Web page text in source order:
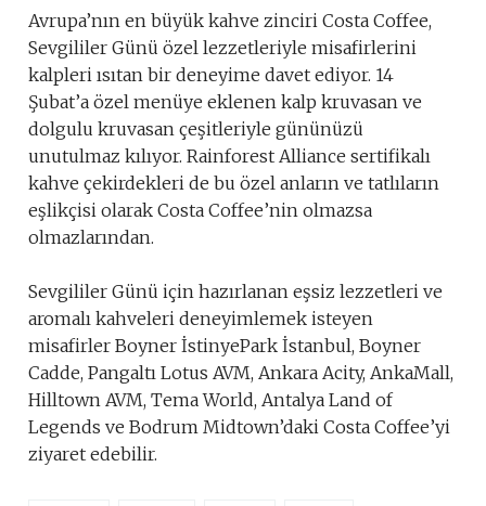
Avrupa’nın en büyük kahve zinciri Costa Coffee,
Sevgililer Günü özel lezzetleriyle misafirlerini
kalpleri ısıtan bir deneyime davet ediyor. 14
Şubat’a özel menüye eklenen kalp kruvasan ve
dolgulu kruvasan çeşitleriyle gününüzü
unutulmaz kılıyor. Rainforest Alliance sertifikalı
kahve çekirdekleri de bu özel anların ve tatlıların
eşlikçisi olarak Costa Coffee’nin olmazsa
olmazlarından.
Sevgililer Günü için hazırlanan eşsiz lezzetleri ve
aromalı kahveleri deneyimlemek isteyen
misafirler Boyner İstinyePark İstanbul, Boyner
Cadde, Pangaltı Lotus AVM, Ankara Acity, AnkaMall,
Hilltown AVM, Tema World, Antalya Land of
Legends ve Bodrum Midtown’daki Costa Coffee’yi
ziyaret edebilir.